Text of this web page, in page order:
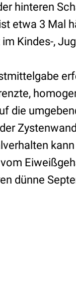
hinteren
etwa 3 Mal
Kindes-,
die
dünne